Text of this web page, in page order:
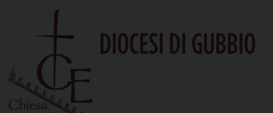
DIOCESI DI GUBBIO